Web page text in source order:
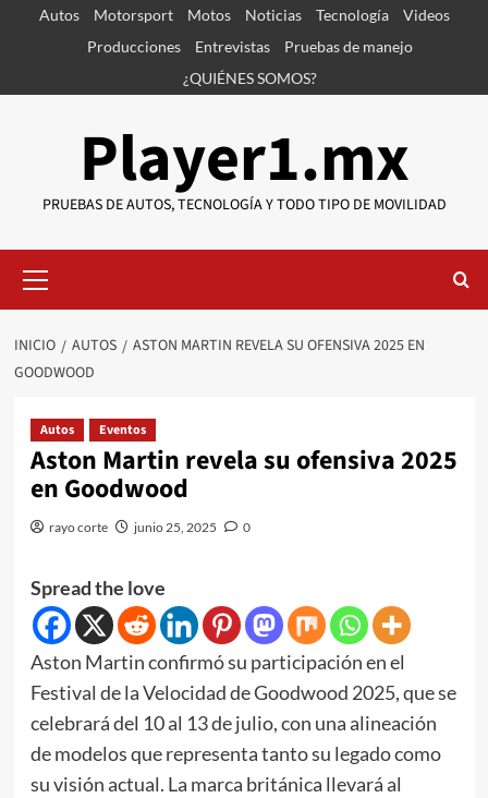
SaltarAutos Motorsport Motos Noticias Tecnología
Videos
Producciones
Entrevistas
Pruebas de manejo
¿QUIÉNES SOMOS?
Player1.mx
PRUEBAS DE AUTOS, TECNOLOGÍA Y TODO TIPO DE MOVILIDAD
primario
INICIO AUTOS
ASTON MARTIN REVELA SU OFENSIVA 2025 EN
GOODWOOD
Autos Eventos
Aston Martin revela su ofensiva 2025
en Goodwood
rayo corte junio 25, 2025 0
Spread the love
Aston Martin confirmó su participación en el
Festival de la Velocidad de Goodwood 2025, que se
celebrará del 10 al 13 de julio, con una alineación
de modelos que representa tanto su legado como
su visión actual. La marca británica llevará al